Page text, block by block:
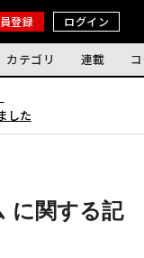
登録 ログイン
カテゴリ 連載
した
に関する記